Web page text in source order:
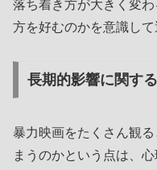
落ち着き方が大きく変
方を好むのかを意識して
長期的影響に関す
暴力映画をたくさん観
まうのかという点は、